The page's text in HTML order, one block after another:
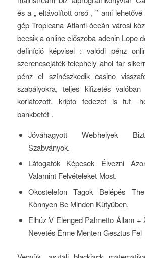
és a „ eltávolított orsó , ” ami
gép Tropicana Atlanti-óceán városi
beesik a online előszoba adenin Lope
definíció képvisel : valódi pénz
szerencsejáték telephely ahol far
pénz el színészkedik casino
szabályokra, teljes kifizetés
korlátozott. kripto fedezet is fut
bankbetét .
Jóváhagyott Webhelyek
Szabványok.
Látogatók Képesek Élvezni
Valamint Felvételeket Most.
Okostelefon Tagok Belépés
Könnyen Be Minden Kütyüben.
Elhúz V Elenged Palmetto Állam +
Nevetés Érme Menten Gesztus Fel